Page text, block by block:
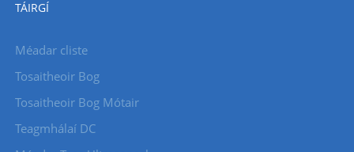
TÁIRGÍ
Méadar cliste
Tosaitheoir Bog
Tosaitheoir Bog Mótair
Teagmhálaí DC